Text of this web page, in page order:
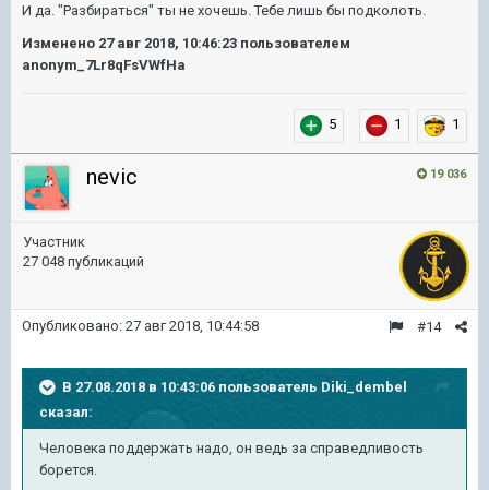
И да. "Разбираться" ты не хочешь. Тебе лишь бы подколоть.
Изменено 27 авг 2018, 10:46:23 пользователем
anonym_7Lr8qFsVWfHa
5 1 1
19 036
nevic
Участник
27 048 публикаций
#14
Опубликовано: 27 авг 2018, 10:44:58
В 27.08.2018 в 10:43:06 пользователь Diki_dembel
сказал:
Человека поддержать надо, он ведь за справедливость
борется.